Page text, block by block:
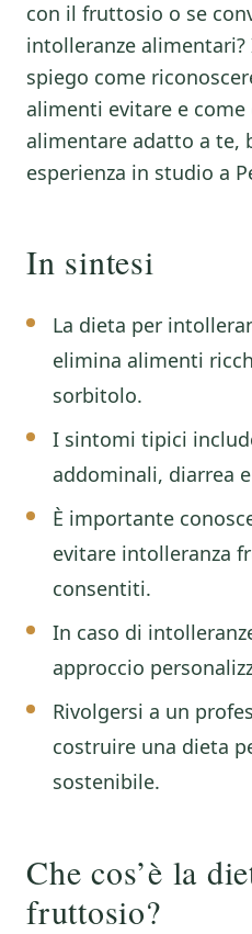
con il fruttosio o se
intolleranze
spiego come
alimenti evitare e
alimentare adatto a te,
esperienza in studio a
In sintesi
La dieta per
elimina alimenti
sorbitolo.
I sintomi tipici
addominali, diarrea
È importante
evitare intolleranza
consentiti.
In caso di
approccio
Rivolgersi a un
costruire una dieta
sostenibile.
Che cos’è la
fruttosio?